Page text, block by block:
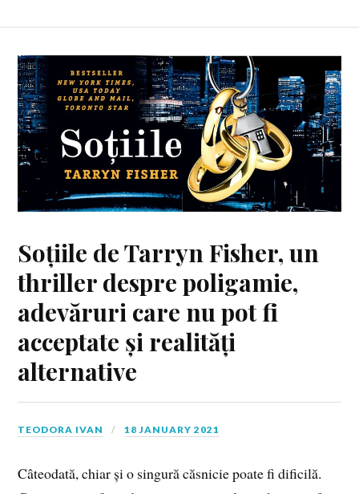
Soțiile de Tarryn Fisher, un
thriller despre poligamie,
adevăruri care nu pot fi
acceptate și realități
alternative
TEODORA IVAN 18 JANUARY 2021
Câteodată, chiar și o singură căsnicie poate fi dificilă.